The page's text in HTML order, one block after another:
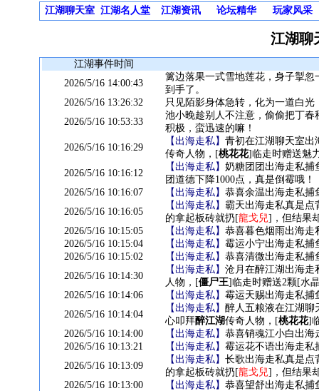
江湖聊天室 江湖名人堂 江湖资讯 论坛精华 玩家风采
江湖聊
江湖事件时间
2026/5/16 14:00:43
篱边落果一式雪地莲花，身子掣
到手了。
2026/5/16 13:26:32
只见陌影身体急转，化为一道白
2026/5/16 10:53:33
池小晚趁别人不注意，偷偷把丁春
积极，蛮迅速的嘛！
2026/5/16 10:16:29
【出海走私】 青初在江湖聊天室出
传奇人物，[桃花花]临走时赠送魅
2026/5/16 10:16:12
【出海走私】 奶糖团团出海走私捕
团道德下降1000点，真是倒霉哦！
2026/5/16 10:16:07
【出海走私】 恭喜余温出海走私捕
2026/5/16 10:16:05
【出海走私】 霸天出海走私真是点
的拿起板砖就扔[龍戈兒]，但结果
2026/5/16 10:15:05
【出海走私】 恭喜暮色烟雨出海
2026/5/16 10:15:04
【出海走私】 霉运小宁出海走私捕
2026/5/16 10:15:02
【出海走私】 恭喜清微出海走私
2026/5/16 10:14:30
【出海走私】 沧月在醉江湖出海走
人物，[僵尸王]临走时赠送2颗[水
2026/5/16 10:14:06
【出海走私】 霉运天赐出海走私捕
2026/5/16 10:14:04
【出海走私】 醉人五粮液在江湖聊
心叩拜醉江湖传奇人物，[桃花花]
2026/5/16 10:14:00
【出海走私】 恭喜销魂江小白出海
2026/5/16 10:13:21
【出海走私】 霉运花不语出海走私
2026/5/16 10:13:09
【出海走私】 长歌出海走私真是点
的拿起板砖就扔[龍戈兒]，但结果
2026/5/16 10:13:00
【出海走私】 恭喜望舒出海走私